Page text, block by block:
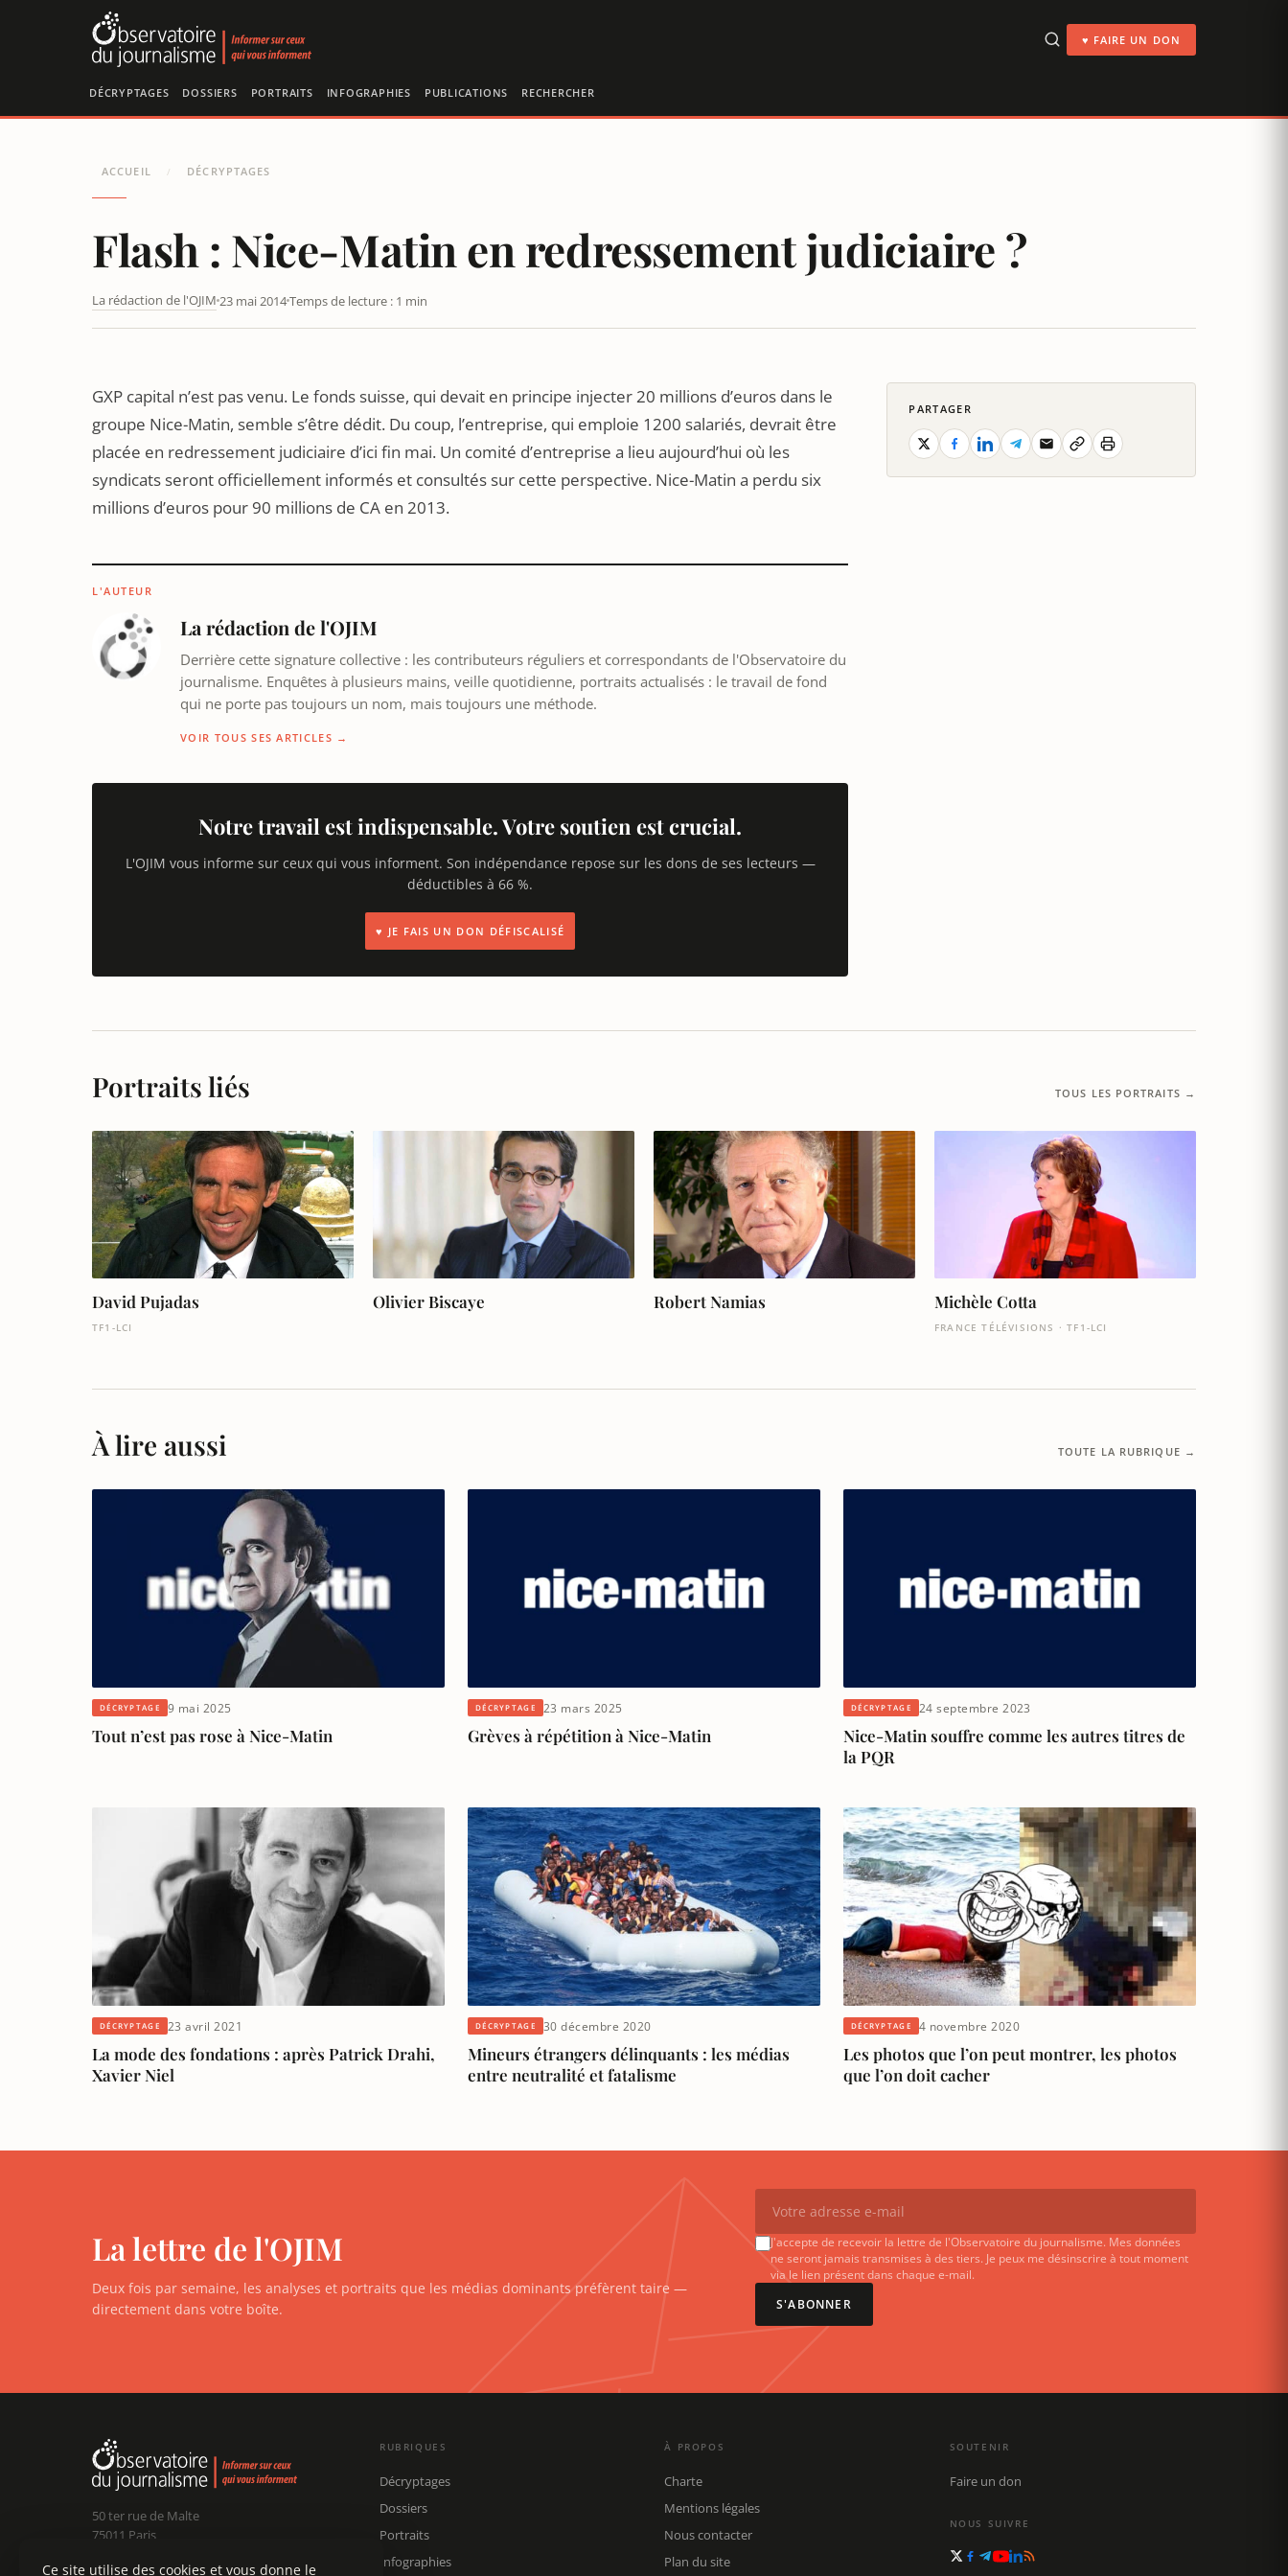
♥ FAIRE UN DON
DÉCRYPTAGES DOSSIERS PORTRAITS INFOGRAPHIES PUBLICATIONS RECHERCHER
ACCUEIL / DÉCRYPTAGES
Flash : Nice-Matin en redressement judiciaire ?
La rédaction de l'OJIM 23 mai 2014Temps de lecture : 1 min
DÉPART OU LICENCIEMENT POUR LE DIRECTEUR GÉNÉRAL DÉLÉGUÉ DE NICE-MATIN ?
GXP capital n’est pas venu. Le fonds suisse, qui devait en principe injecter 20 millions d’euros dans le
groupe Nice-Matin, semble s’être dédit. Du coup, l’entreprise, qui emploie 1200 salariés, devrait être
placée en redressement judiciaire d’ici fin mai. Un comité d’entreprise a lieu aujourd’hui où les
syndicats seront officiellement informés et consultés sur cette perspective. Nice-Matin a perdu six
millions d’euros pour 90 millions de CA en 2013.
L'AUTEUR
La rédaction de l'OJIM
Derrière cette signature collective : les contributeurs réguliers et correspondants de l'Observatoire du
journalisme. Enquêtes à plusieurs mains, veille quotidienne, portraits actualisés : le travail de fond
qui ne porte pas toujours un nom, mais toujours une méthode.
VOIR TOUS SES ARTICLES →
Notre travail est indispensable. Votre soutien est crucial.
L'OJIM vous informe sur ceux qui vous informent. Son indépendance repose sur les dons de ses lecteurs —
déductibles à 66 %.
♥ JE FAIS UN DON DÉFISCALISÉ
PARTAGER
Portraits liés TOUS LES PORTRAITS →
David Pujadas
TF1-LCI
Olivier Biscaye Robert Namias Michèle Cotta
FRANCE TÉLÉVISIONS · TF1-LCI
À lire aussi TOUTE LA RUBRIQUE →
DÉCRYPTAGE 9 mai 2025
Tout n’est pas rose à Nice-Matin
DÉCRYPTAGE 23 mars 2025
Grèves à répétition à Nice-Matin
DÉCRYPTAGE 24 septembre 2023
Nice-Matin souffre comme les autres titres de
la PQR
DÉCRYPTAGE 23 avril 2021
La mode des fondations : après Patrick Drahi,
Xavier Niel
DÉCRYPTAGE 30 décembre 2020
Mineurs étrangers délinquants : les médias
entre neutralité et fatalisme
DÉCRYPTAGE 4 novembre 2020
Les photos que l’on peut montrer, les photos
que l’on doit cacher
La lettre de l'OJIM
Deux fois par semaine, les analyses et portraits que les médias dominants préfèrent taire —
directement dans votre boîte.
J'accepte de recevoir la lettre de l'Observatoire du journalisme. Mes données
ne seront jamais transmises à des tiers. Je peux me désinscrire à tout moment
via le lien présent dans chaque e-mail.
S'ABONNER
50 ter rue de Malte
75011 Paris
RUBRIQUES
Décryptages
Dossiers
Portraits
Infographies
À PROPOS
Charte
Mentions légales
Nous contacter
Plan du site
SOUTENIR
Faire un don
NOUS SUIVRE
Panneau de gestion des cookies
Ce site utilise des cookies et vous donne le